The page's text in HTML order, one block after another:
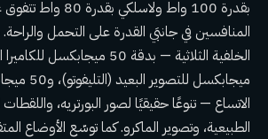
بقدرة 100 واط ولاسلكي
المنافسين في جانبَي القدرة على التحمل والراحة.
ميجابكسل
الاتساع — تنوعًا حقيقيًا لصور البورتريه، واللقطات
الطبيعية، وتصوير الماكرو. كما توسّع الأوضاع